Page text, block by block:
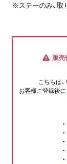
※ステーのみ、取
販売
こちらは
お客様ご登録後に